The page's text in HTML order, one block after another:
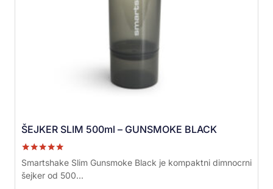
ŠEJKER SLIM 500ml – GUNSMOKE BLACK
Ocenjeno sa
5.00
od 5
Smartshake Slim Gunsmoke Black je kompaktni dimnocrni
šejker od 500...